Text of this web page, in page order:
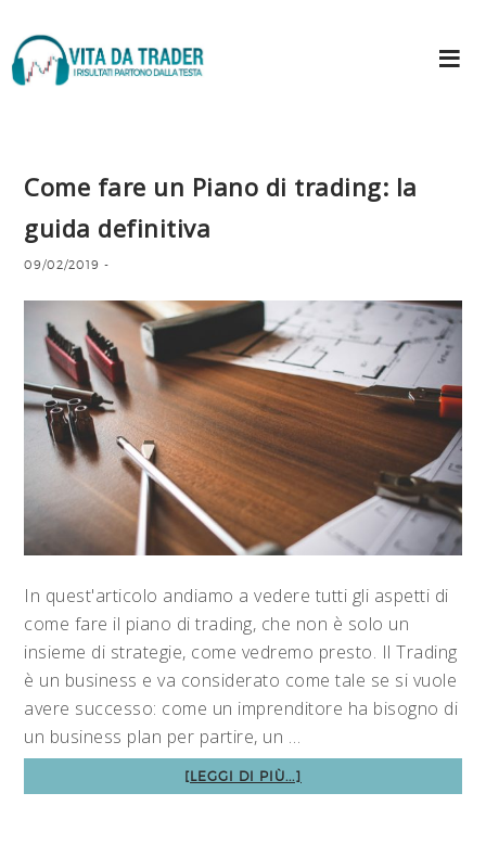
Come fare un Piano di trading: la
guida definitiva
09/02/2019 -
In quest'articolo andiamo a vedere tutti gli aspetti di
come fare il piano di trading, che non è solo un
insieme di strategie, come vedremo presto. Il Trading
è un business e va considerato come tale se si vuole
avere successo: come un imprenditore ha bisogno di
un business plan per partire, un …
[LEGGI DI PIÙ...]